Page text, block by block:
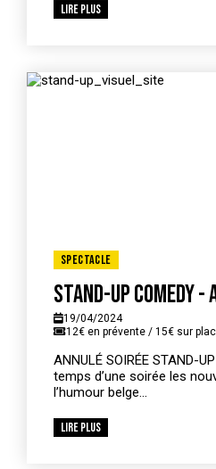
Lire plus
Spectacle
Stand-up Comedy -
19/04/2024
12€ en prévente / 15€ sur
ANNULÉ SOIRÉE STAND-
temps d’une soirée les
l’humour belge...
Lire plus